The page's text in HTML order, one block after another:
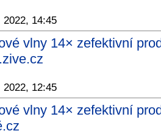
2022, 14:45
vlny 14× zefektivní
2022, 12:45
vlny 14× zefektivní